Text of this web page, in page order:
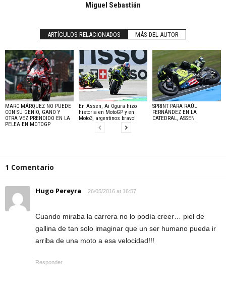
Miguel Sebastián
ARTÍCULOS RELACIONADOS MÁS DEL AUTOR
MARC MÁRQUEZ NO PUEDE
CON SU GENIO, GANO Y
OTRA VEZ PRENDIDO EN LA
PELEA EN MOTOGP
En Assen, Ai Ogura hizo
historia en MotoGP y en
Moto3, argentinos bravo!
SPRINT PARA RAÚL
FERNÁNDEZ EN LA
CATEDRAL, ASSEN
1 Comentario
Hugo Pereyra 26/05/2016 at 16:57
Cuando miraba la carrera no lo podía creer… piel de
gallina de tan solo imaginar que un ser humano pueda ir
arriba de una moto a esa velocidad!!!
Responder